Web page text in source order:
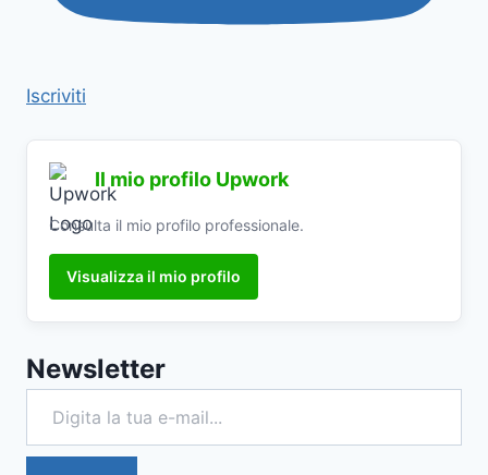
Iscriviti
Il mio profilo Upwork
Consulta il mio profilo professionale.
Visualizza il mio profilo
Newsletter
Digita la tua e-mail...